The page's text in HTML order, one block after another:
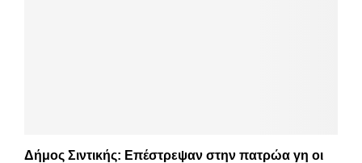
Δήμος Σιντικής: Επέστρεψαν στην πατρώα γη οι